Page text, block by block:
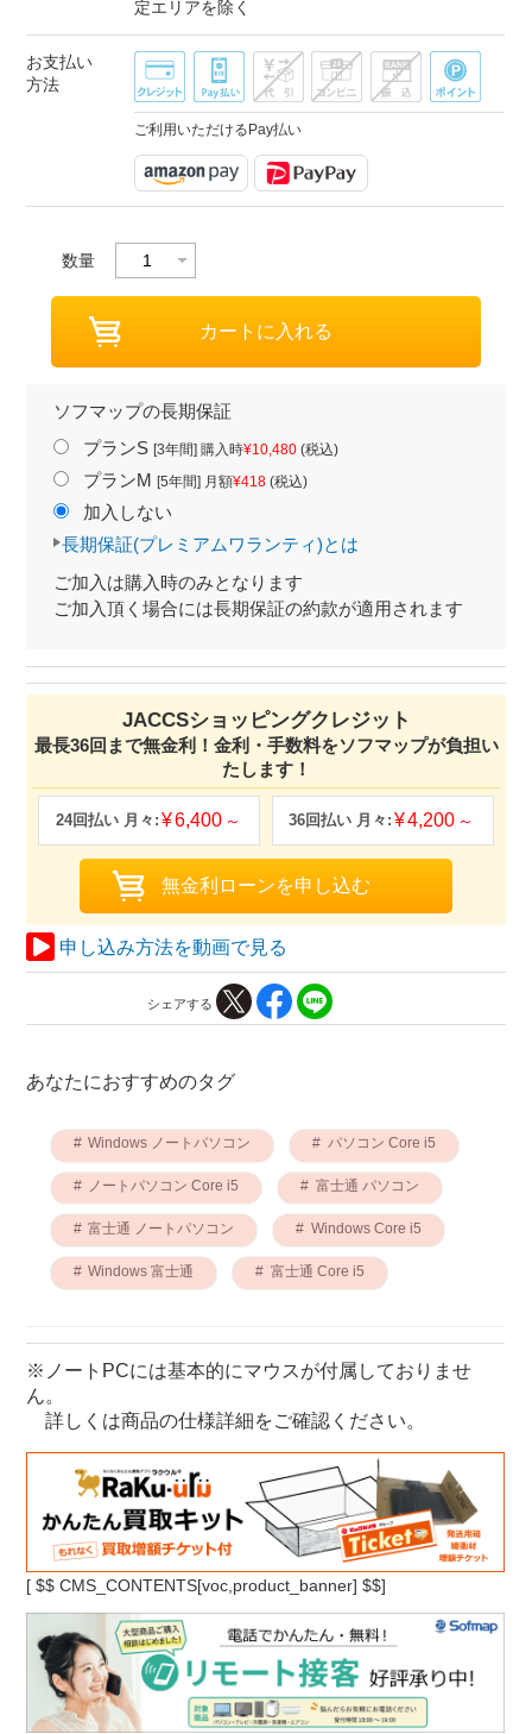
定エリアを除く
お支払い
方法
ご利用いただけるPay払い
数量
ソフマップの長期保証
プランS [3年間] 購入時¥10,480(税込)
プランM [5年間] 月額¥418(税込)
加入しない
長期保証(プレミアムワランティ)とは
ご加入は購入時のみとなります
ご加入頂く場合には長期保証の約款が適用されます
JACCSショッピングクレジット
最長36回まで無金利！金利・手数料をソフマップが負担い
たします！
6,400 4,200
申し込み方法を動画で見る
シェアする
あなたにおすすめのタグ
Windows ノートパソコン パソコン Core i5
ノートパソコン Core i5 富士通 パソコン
富士通 ノートパソコン Windows Core i5
Windows 富士通 富士通 Core i5
※ノートPCには基本的にマウスが付属しておりませ
ん。
詳しくは商品の仕様詳細をご確認ください。
[ $$ CMS_CONTENTS[voc,product_banner] $$]